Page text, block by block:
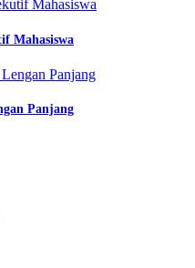
Mahasiswa
Panjang